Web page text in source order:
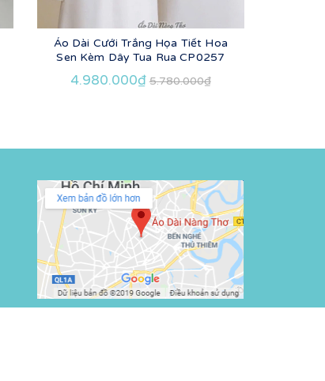
Áo Dài Cưới Trắng Họa Tiết Hoa
Sen Kèm Dây Tua Rua CP0257
4.980.000₫ 5.780.000₫